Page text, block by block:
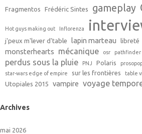
Fragmentos Frédéric Sintes gameplay
Hot guys making out Inflorenza
j'peux m'lever d'table
lapin marteau libreté
monsterhearts mécanique osr pathfinder
perdus sous la pluie PNJ Polaris
star-wars edge of empire sur les frontières table
Utopiales 2015 vampire voyage
Archives
mai 2026